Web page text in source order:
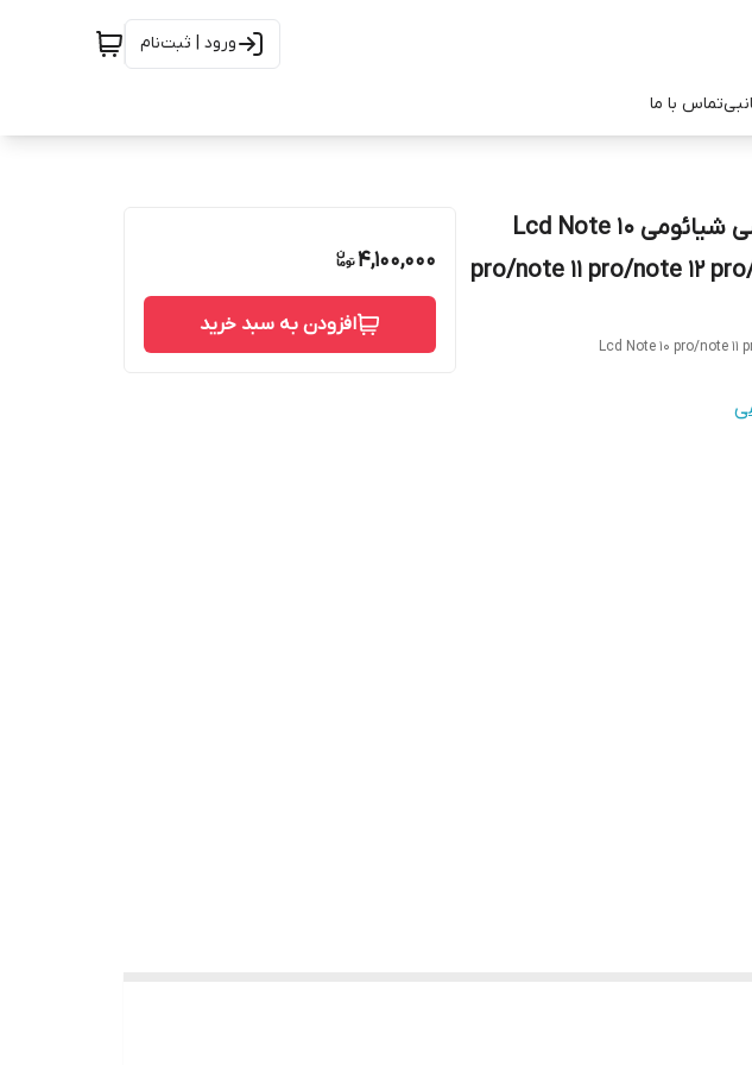
ورود | ثبت‌نام
تماس با ما
قیمت و خرید تاچ ال سی دی آی سی شیائومی Lcd Note 10
pro/note 11 pro/note 12
Lcd Note 10 pro/note
4,100,000
افزودن به سبد خرید